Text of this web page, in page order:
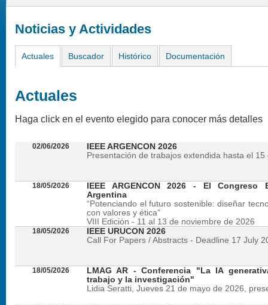
Noticias y Actividades
Actuales Buscador Histórico Documentación
Actuales
Haga click en el evento elegido para conocer más detalles
02/06/2026
IEEE ARGENCON 2026
Presentación de trabajos extendida hasta el 15
18/05/2026
IEEE ARGENCON 2026 - El
Argentina
“Potenciando el futuro sostenible: diseñar
con valores y ética”
VIII Edición - 11 al 13 de noviembre de 2026
18/05/2026
IEEE URUCON 2026
Call For Papers / Abstracts - Deadline 17 July
18/05/2026
LMAG AR - Conferencia "La IA
trabajo y la investigación"
Lidia Seratti, Jueves 21 de mayo de 2026,